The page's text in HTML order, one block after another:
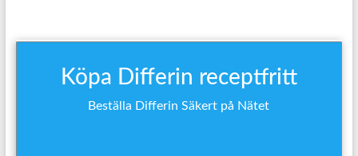
Köpa Differin receptfritt
Beställa Differin Säkert på Nätet